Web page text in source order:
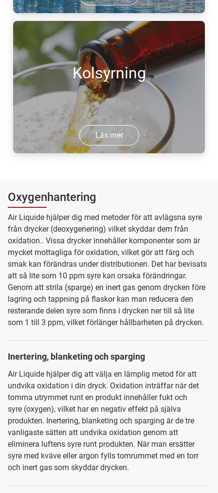
Kolsyrning
Läs mer
Oxygenhantering
Air Liquide hjälper dig med metoder för att avlägsna syre
från drycker (deoxygenering) vilket skyddar dem från
oxidation.. Vissa drycker innehåller komponenter som är
mycket mottagliga för oxidation, vilket gör att färg och
smak kan förändras under distributionen. Det har bevisats
att så lite som 10 ppm syre kan orsaka förändringar.
Genom att strila (sparge) en inert gas genom drycken före
lagring och tappning på flaskor kan man reducera den
resterande delen syre som finns i drycken ner till så lite
som 1 till 3 ppm, vilket förlänger hållbarheten på drycken.
Inertering, blanketing och sparging
Air Liquide hjälper dig att välja en lämplig metod för att
undvika oxidation i din dryck. Oxidation inträffar när det
tomma utrymmet runt en produkt innehåller fukt och
syre (oxygen), vilket har en negativ effekt på själva
produkten. Inertering, blanketing och sparging är de tre
vanligaste sätten att undvika oxidation genom att
eliminera luftens syre runt produkten. När man ersätter
syre med kväve eller argon fylls tomrummet med en torr
och inert gas som skyddar drycken.